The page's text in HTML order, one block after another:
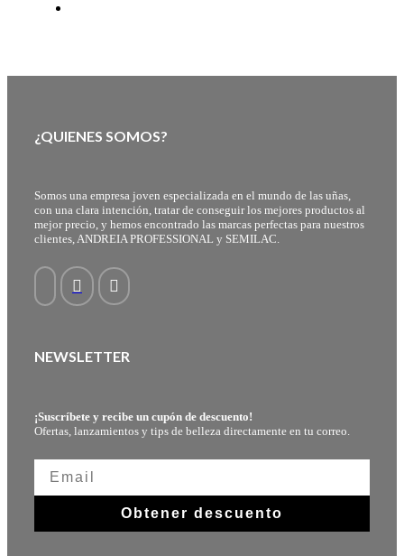
¿QUIENES SOMOS?
Somos una empresa joven especializada en el mundo de las uñas,
con una clara intención, tratar de conseguir los mejores productos al
mejor precio, y hemos encontrado las marcas perfectas para nuestros
clientes, ANDREIA PROFESSIONAL y SEMILAC.
NEWSLETTER
¡Suscríbete y recibe un cupón de descuento!
Ofertas, lanzamientos y tips de belleza directamente en tu correo.
Obtener descuento